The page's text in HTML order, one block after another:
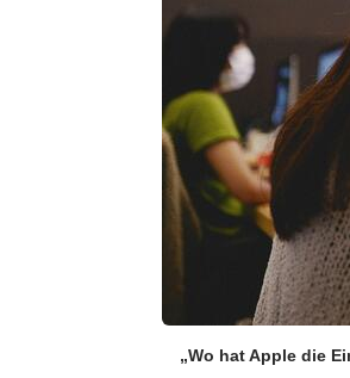
„Wo hat Apple die